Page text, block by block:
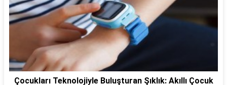
Çocukları Teknolojiyle Buluşturan Şıklık: Akıllı Çocuk